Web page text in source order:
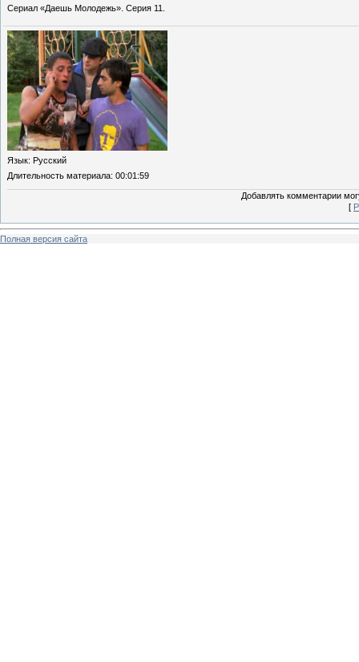
Сериал «Даешь Молодежь». Серия 11.
Язык: Русский
Длительность материала: 00:01:59
Добавлять комментарии
[
Полная версия сайта